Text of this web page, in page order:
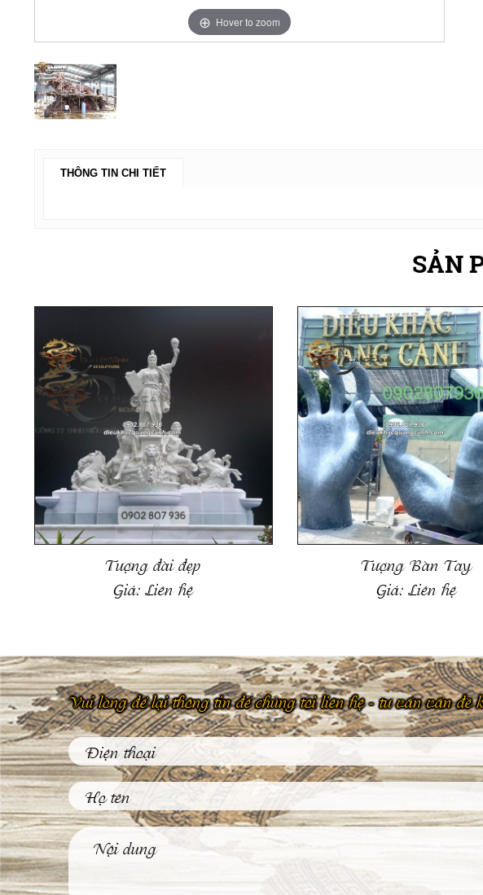
Hover to zoom
THÔNG TIN CHI TIẾT
SẢN
Tượng đài đẹp
Giá:Liên hệ
Tượng Bàn Tay
Giá:Liên hệ
Vui lòng để lại thông tin để chúng tôi liên hệ - tư vấn vấn đề
Phù Điêu
Thiết Thực
Thường Ngày
Tượng Đồng